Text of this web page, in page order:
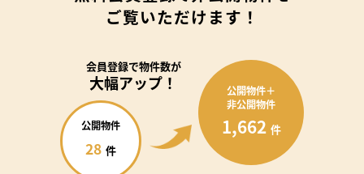
ご覧いただけます！
会員登録で物件数が
大幅アップ！
公開物件
28 件
公開物件＋
非公開物件
1,662 件